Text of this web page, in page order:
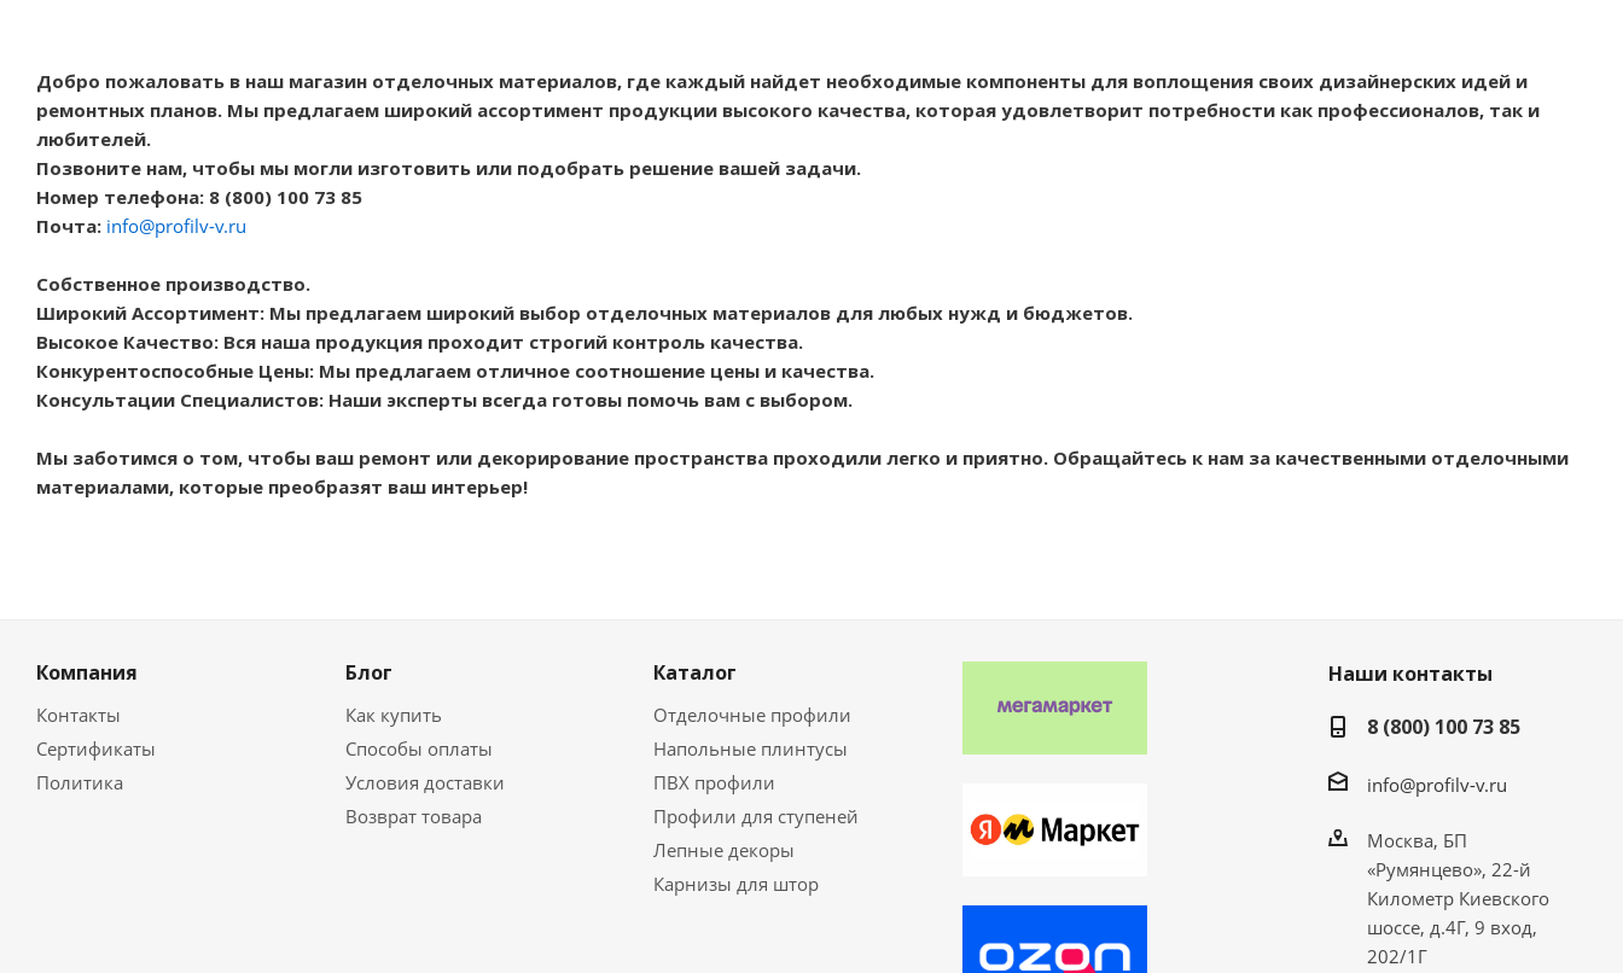
Добро пожаловать в наш магазин отделочных материалов, где каждый найдет необходимые компоненты для воплощения своих дизайнерских идей и
ремонтных планов. Мы предлагаем широкий ассортимент продукции высокого качества, которая удовлетворит потребности как профессионалов, так и
любителей.
Позвоните нам, чтобы мы могли изготовить или подобрать решение вашей задачи.
Номер телефона: 8 (800) 100 73 85
Почта: info@profilv-v.ru
Собственное производство.
Широкий Ассортимент: Мы предлагаем широкий выбор отделочных материалов для любых нужд и бюджетов.
Высокое Качество: Вся наша продукция проходит строгий контроль качества.
Конкурентоспособные Цены: Мы предлагаем отличное соотношение цены и качества.
Консультации Специалистов: Наши эксперты всегда готовы помочь вам с выбором.
Мы заботимся о том, чтобы ваш ремонт или декорирование пространства проходили легко и приятно. Обращайтесь к нам за качественными отделочными
материалами, которые преобразят ваш интерьер!
Компания
Контакты
Сертификаты
Политика
Блог
Как купить
Способы оплаты
Условия доставки
Возврат товара
Каталог
Отделочные профили
Напольные плинтусы
ПВХ профили
Профили для ступеней
Лепные декоры
Карнизы для штор
Наши контакты
8 (800) 100 73 85
info@profilv-v.ru
Москва, БП
«Румянцево», 22-й
Километр Киевского
шоссе, д.4Г, 9 вход,
202/1Г